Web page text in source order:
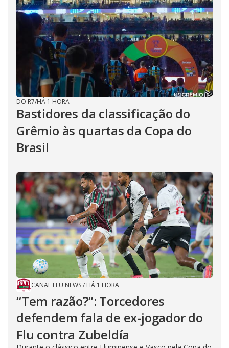
DO R7/HÁ 1 HORA
Bastidores da classificação do
Grêmio às quartas da Copa do
Brasil
CANAL FLU NEWS/ HÁ 1 HORA
“Tem razão?”: Torcedores
defendem fala de ex-jogador do
Flu contra Zubeldía